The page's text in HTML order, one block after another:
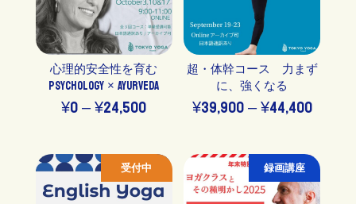
心理的安全性を育む
PSYCHOLOGY × AYURVEDA
¥0–¥24,500価
帯:
¥0
超・体幹コース 力まず
に、強くなる
¥39,900–¥44,400価
帯:
受付中 録画講座